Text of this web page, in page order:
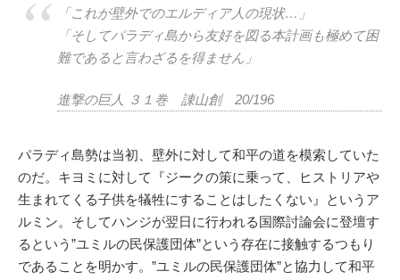
「これが壁外でのエルディア人の現状…」
「そしてパラディ島から友好を図る本計画も極めて困
難であると言わざるを得ません」
進撃の巨人 ３１巻 諌山創 20/196
パラディ島勢は当初、壁外に対して和平の道を模索していた
のだ。キヨミに対して『ジークの策に乗って、ヒストリアや
生まれてくる子供を犠牲にすることはしたくない』というア
ルミン。そしてハンジが翌日に行われる国際討論会に登壇す
るという”ユミルの民保護団体”という存在に接触するつもり
であることを明かす。”ユミルの民保護団体”と協力して和平